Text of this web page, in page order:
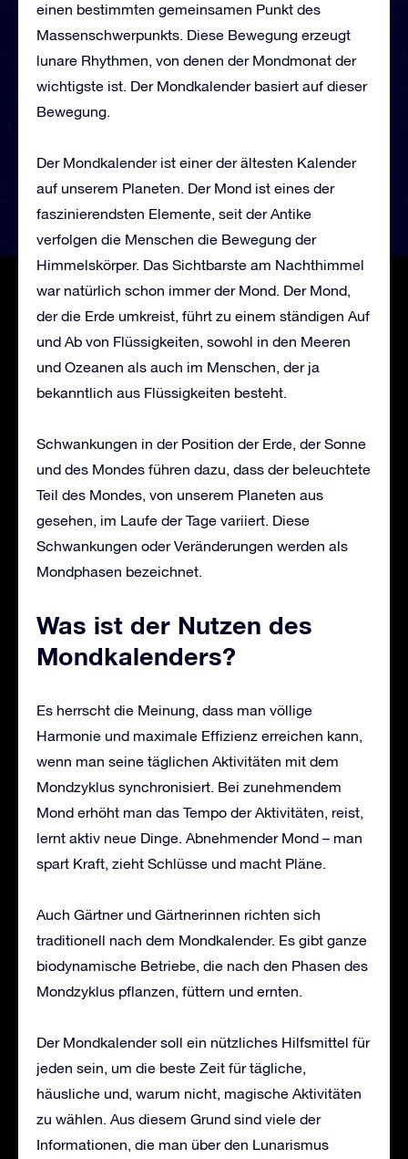
einen bestimmten gemeinsamen Punkt des
Massenschwerpunkts. Diese Bewegung erzeugt
lunare Rhythmen, von denen der Mondmonat der
wichtigste ist. Der Mondkalender basiert auf dieser
Bewegung.
Der Mondkalender ist einer der ältesten Kalender
auf unserem Planeten. Der Mond ist eines der
faszinierendsten Elemente, seit der Antike
verfolgen die Menschen die Bewegung der
Himmelskörper. Das Sichtbarste am Nachthimmel
war natürlich schon immer der Mond. Der Mond,
der die Erde umkreist, führt zu einem ständigen Auf
und Ab von Flüssigkeiten, sowohl in den Meeren
und Ozeanen als auch im Menschen, der ja
bekanntlich aus Flüssigkeiten besteht.
Schwankungen in der Position der Erde, der Sonne
und des Mondes führen dazu, dass der beleuchtete
Teil des Mondes, von unserem Planeten aus
gesehen, im Laufe der Tage variiert. Diese
Schwankungen oder Veränderungen werden als
Mondphasen bezeichnet.
Was ist der Nutzen des
Mondkalenders?
Es herrscht die Meinung, dass man völlige
Harmonie und maximale Effizienz erreichen kann,
wenn man seine täglichen Aktivitäten mit dem
Mondzyklus synchronisiert. Bei zunehmendem
Mond erhöht man das Tempo der Aktivitäten, reist,
lernt aktiv neue Dinge. Abnehmender Mond – man
spart Kraft, zieht Schlüsse und macht Pläne.
Auch Gärtner und Gärtnerinnen richten sich
traditionell nach dem Mondkalender. Es gibt ganze
biodynamische Betriebe, die nach den Phasen des
Mondzyklus pflanzen, füttern und ernten.
Der Mondkalender soll ein nützliches Hilfsmittel für
jeden sein, um die beste Zeit für tägliche,
häusliche und, warum nicht, magische Aktivitäten
zu wählen. Aus diesem Grund sind viele der
Informationen, die man über den Lunarismus